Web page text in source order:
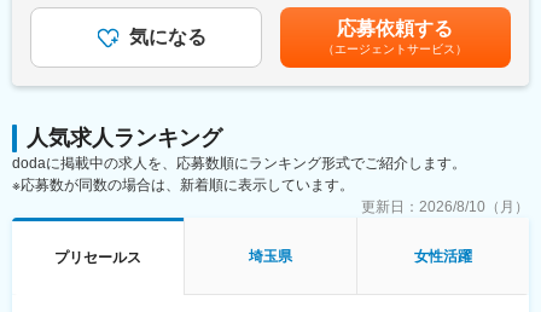
■当社について：
・クラウド、モバイル、ビッグデータ、SaaSのコンサルティング
支援を行う技術パートナーとして「SI Partner of the Year -
GLOBAL」を受賞
・50,000本以上の技術ブログも運営しています。
上流工程支援にあります。他社とは一線を画し、要求開発からス
タートするアプローチを採用しています。
要求開発とは、顧客の真のニーズを徹底的に分析し、それに基づ
す。
[業務詳細]
・上流工程支援
例：豆蔵、生成AIを活用した要求開発モデリングサービス「お
https://www.mamezou.com/news/press-release/20231207
・各種ITツール（ノーコード・ローコード、RPA、WF、等）の活
額)は固定手当を含めた表記です。
気になる 応募依頼する
（エージェントサービス）
人気求人ランキング
dodaに掲載中の求人を、応募数順にランキング形式でご紹介します。
※応募数が同数の場合は、新着順に表示しています。
更新日： 2026/8/10（月）
プリセールス 埼玉県 女性活躍